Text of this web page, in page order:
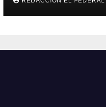
temperaturas
estables para el